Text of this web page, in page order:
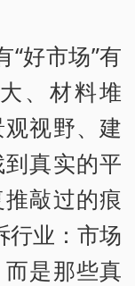
“好市场”有
、材料堆
视野、建
真实的平
敲过的痕
行业：市场
是那些真